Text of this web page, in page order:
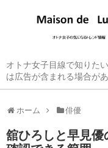
オトナ女子目線で知りた
は広告が含まれる場合があ
ホーム 俳優
舘ひろしと早見